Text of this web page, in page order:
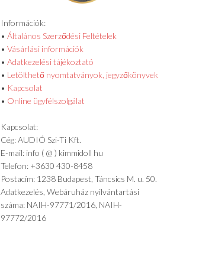
Információk:
•Általános Szerződési Feltételek
•Vásárlási információk
•Adatkezelési tájékoztató
• Letölthető nyomtatványok, jegyzőkönyvek
• Kapcsolat
• Online ügyfélszolgálat
Kapcsolat:
Cég: AUDIÓ Szi-Ti Kft.
E-mail: info ( @ ) kimmidoll hu
Telefon: +3630 430-8458
Postacím: 1238 Budapest, Táncsics M. u. 50.
Adatkezelés, Webáruház nyilvántartási
száma: NAIH-97771/2016, NAIH-
97772/2016